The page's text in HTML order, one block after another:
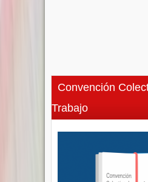
Convención
Trabajo